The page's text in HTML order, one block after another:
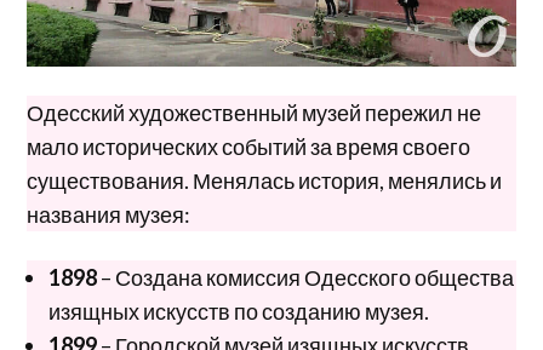
Одесский художественный музей пережил не
мало исторических событий за время своего
существования. Менялась история, менялись и
названия музея:
1898– Создана комиссия Одесского общества
изящных искусств по созданию музея.